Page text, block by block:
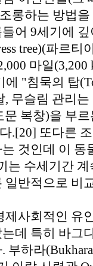
롱하는 방법
어 9세기에
tree)(파르
마일
"침묵의 탑
무슬림 관리
문 복창)을 부
.[20] 또다른
것인데 이
는 수세기간
일반적으로 비
제사회적인 유
데 특히 바그
부하라